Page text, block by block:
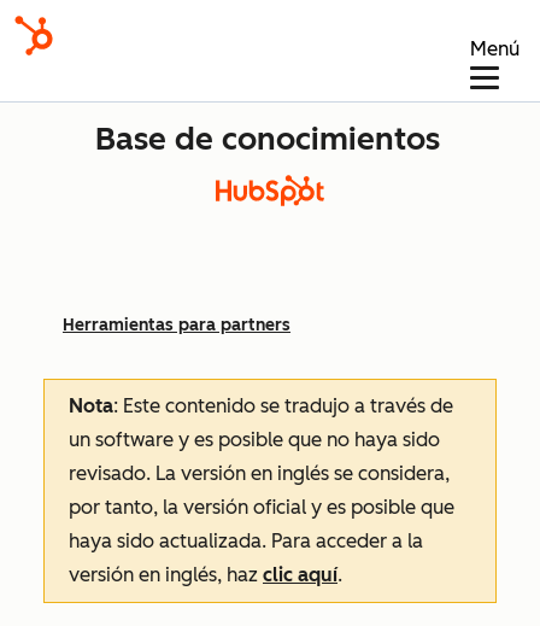
Menú
Base de conocimientos
Herramientas para partners
Nota: Este contenido se tradujo a través de
un software y es posible que no haya sido
revisado. La versión en inglés se considera,
por tanto, la versión oficial y es posible que
haya sido actualizada. Para acceder a la
versión en inglés, haz clic aquí.